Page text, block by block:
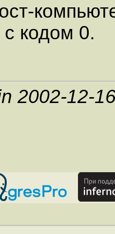
кодом 0.
2002-12-